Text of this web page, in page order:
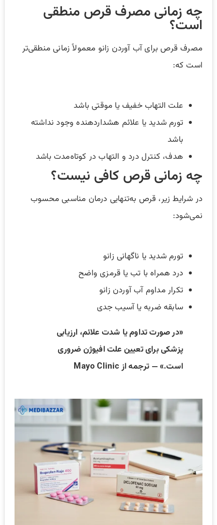
چه زمانی مصرف قرص منطقی
است؟
مصرف قرص برای آب آوردن زانو معمولاً زمانی منطقی‌تر
است که:
علت التهاب خفیف یا موقتی باشد
تورم شدید یا علائم هشداردهنده وجود نداشته
باشد
هدف، کنترل درد و التهاب در کوتاه‌مدت باشد
چه زمانی قرص کافی نیست؟
در شرایط زیر، قرص به‌تنهایی درمان مناسبی محسوب
نمی‌شود:
تورم شدید یا ناگهانی زانو
درد همراه با تب یا قرمزی واضح
تکرار مداوم آب آوردن زانو
سابقه ضربه یا آسیب جدی
«در صورت تداوم یا شدت علائم، ارزیابی
پزشکی برای تعیین علت افیوژن ضروری
است.» — ترجمه از Mayo Clinic